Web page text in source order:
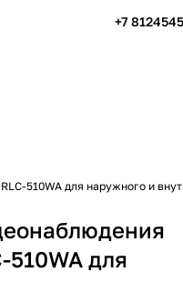
+7
510WA для наружного и
510WA для